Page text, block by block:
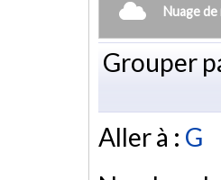
Nuage
Grouper
Aller à : G